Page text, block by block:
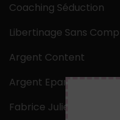
Coaching Séduction
Libertinage Sans
Argent Content
Argent Epargne
Fabrice Julien